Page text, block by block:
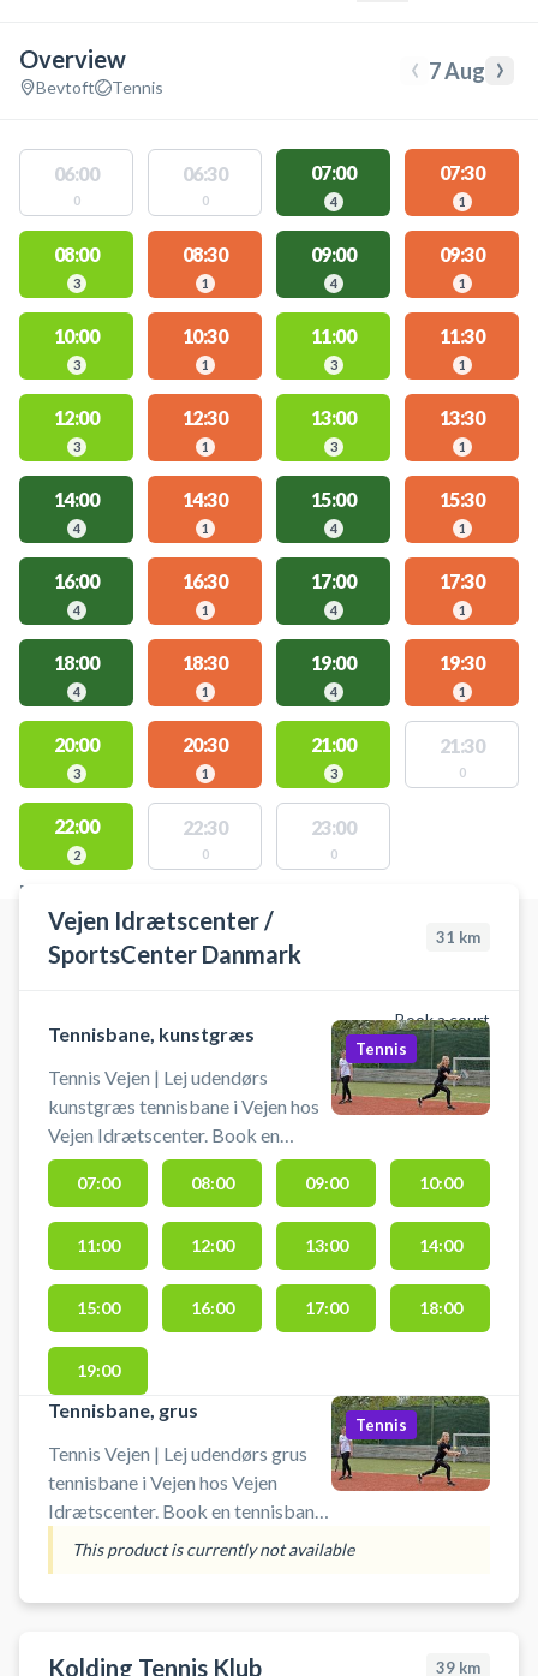
Overview
Bevtoft Tennis ‹ 7 Aug ›
06:00
0
06:30
0
07:00
4
07:30
1
08:00
3
08:30
1
09:00
4
09:30
1
10:00
3
10:30
1
11:00
3
11:30
1
12:00
3
12:30
1
13:00
3
13:30
1
14:00
4
14:30
1
15:00
4
15:30
1
16:00
4
16:30
1
17:00
4
17:30
1
18:00
4
18:30
1
19:00
4
19:30
1
20:00
3
20:30
1
21:00
3
21:30
0
22:00
2
22:30
0
23:00
0
FACILITIES WITH AVAILABLE ACTIVITIES
Vejen Idrætscenter /
SportsCenter Danmark
31 km
Book a court
Tennisbane, kunstgræs
Tennis Vejen | Lej udendørs
kunstgræs tennisbane i Vejen hos
Vejen Idrætscenter. Book en
tennisbane og spil tennis i Vejen på
en de udendørs kunstgræsbaner
ved SportsCenter Danmark. Nøgle
til tennisbanen skal afhentes og
afleveres i receptionen, hvor det
også er muligt at leje ketcher og
bolde. Gratis parkering er muligt
ved booking af tennisbanerne i
Vejen.
Tennis
07:00 08:00 09:00 10:00
11:00 12:00 13:00 14:00
15:00 16:00 17:00 18:00
19:00
Tennisbane, grus
Tennis Vejen | Lej udendørs grus
tennisbane i Vejen hos Vejen
Idrætscenter. Book en tennisbane
og spil tennis i Vejen på en de
udendørs grusbaner ved
SportsCenter Danmark. Nøgle til
afleveres i receptionen, hvor det
Tennis
This product is currently not available
Kolding Tennis Klub 39 km